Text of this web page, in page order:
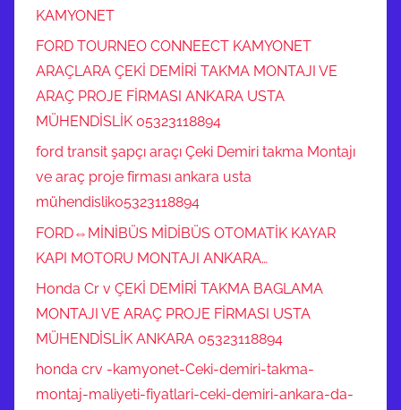
KAMYONET
FORD TOURNEO CONNEECT KAMYONET
ARAÇLARA ÇEKİ DEMİRİ TAKMA MONTAJI VE
ARAÇ PROJE FİRMASI ANKARA USTA
MÜHENDİSLİK 05323118894
ford transit şapçı araçı Çeki Demiri takma Montajı
ve araç proje firması ankara usta
mühendislik05323118894
FORD⇔MİNİBÜS MİDİBÜS OTOMATİK KAYAR
KAPI MOTORU MONTAJI ANKARA…
Honda Cr v ÇEKİ DEMİRİ TAKMA BAGLAMA
MONTAJI VE ARAÇ PROJE FİRMASI USTA
MÜHENDİSLİK ANKARA 05323118894
honda crv -kamyonet-Ceki-demiri-takma-
montaj-maliyeti-fiyatlari-ceki-demiri-ankara-da-